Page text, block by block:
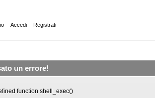
Accedi Registrati
un errore!
function shell_exec()